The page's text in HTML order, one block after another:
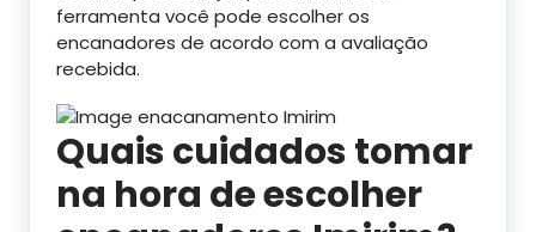
ferramenta você pode escolher os
encanadores de acordo com a avaliação
recebida.
Quais cuidados tomar
na hora de escolher